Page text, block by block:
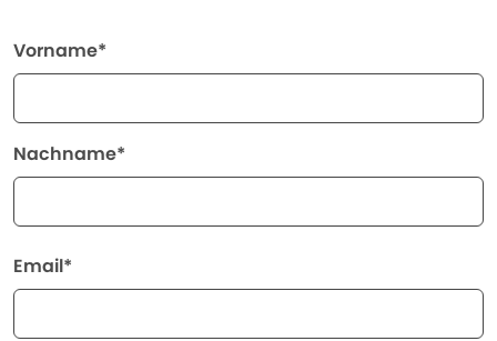
Vorname*
Nachname*
Email*